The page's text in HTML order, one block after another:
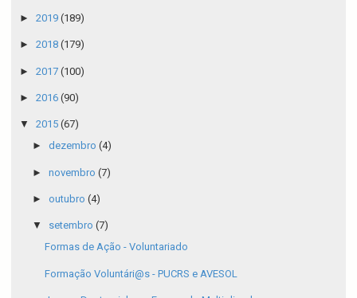
► 2019 (189)
► 2018 (179)
► 2017 (100)
► 2016 (90)
▼ 2015 (67)
► dezembro (4)
► novembro (7)
► outubro (4)
▼ setembro (7)
Formas de Ação - Voluntariado
Formação Voluntári@s - PUCRS e AVESOL